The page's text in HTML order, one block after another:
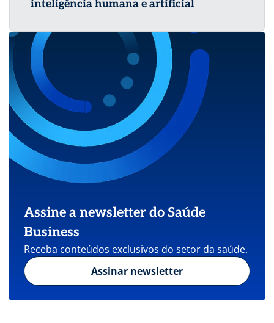
inteligência humana e artificial
Assine a newsletter do Saúde
Business
Receba conteúdos exclusivos do setor da saúde.
Assinar newsletter